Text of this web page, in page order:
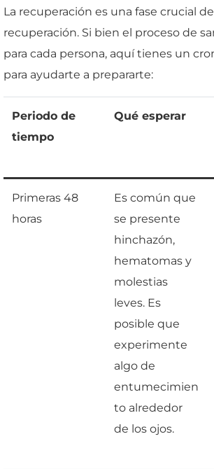
La recuperación es una fase crucial
recuperación. Si bien el proceso de
para cada persona, aquí tienes un
para ayudarte a prepararte:
Periodo de
tiempo
Qué esperar
Primeras 48
horas
Es común que
se presente
hinchazón,
hematomas y
molestias
leves. Es
posible que
experimente
algo de
entumecimien
to alrededor
de los ojos.